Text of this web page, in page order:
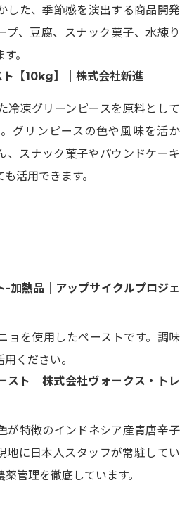
した、季節感を演出する商品開発
プ、豆腐、スナック菓子、水練り
。
ト【10kg】｜株式会社新進
冷凍グリーンピースを原料として
グリンピースの色や風味を活か
、スナック菓子やパウンドケーキ
活用できます。
-加熱品｜アップサイクルプロジェ
ョを使用したペーストです。調味
ください。
スト｜株式会社ヴォークス・トレ
が特徴のインドネシア産青唐辛子
地に日本人スタッフが常駐してい
管理を徹底しています。